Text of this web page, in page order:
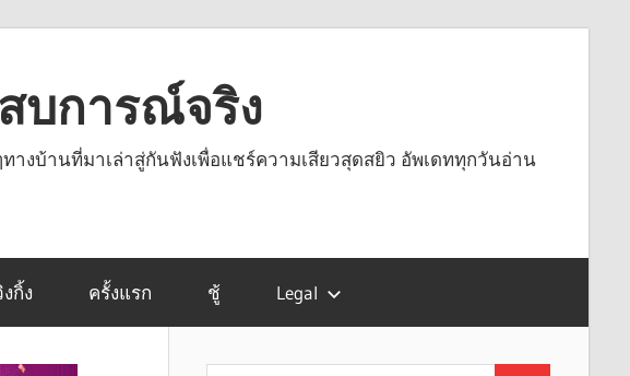
สบการณ์จริง
างบ้านที่มาเล่าสู่กันฟังเพื่อแชร์ความเสียวสุดสยิว อัพเดททุกวันอ่าน
กิ้ง ครั้งแรก ชู้ Legal